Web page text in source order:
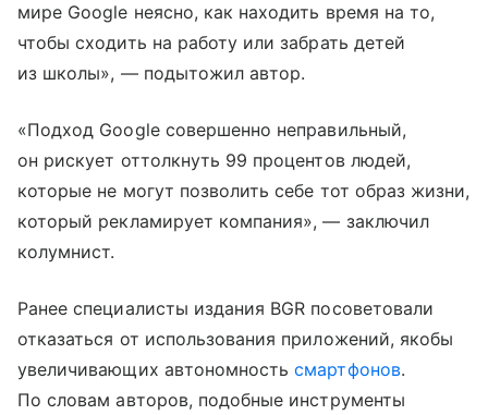
мире Google неясно, как находить время на то,
чтобы сходить на работу или забрать детей
из школы», — подытожил автор.
«Подход Google совершенно неправильный,
он рискует оттолкнуть 99 процентов людей,
которые не могут позволить себе тот образ жизни,
который рекламирует компания», — заключил
колумнист.
Ранее специалисты издания BGR посоветовали
отказаться от использования приложений, якобы
увеличивающих автономностьсмартфонов.
По словам авторов, подобные инструменты